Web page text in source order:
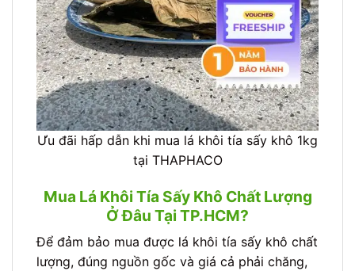
Ưu đãi hấp dẫn khi mua lá khôi tía sấy khô 1kg
tại THAPHACO
Mua Lá Khôi Tía Sấy Khô Chất Lượng
Ở Đâu Tại TP.HCM?
Để đảm bảo mua được lá khôi tía sấy khô chất
lượng, đúng nguồn gốc và giá cả phải chăng,